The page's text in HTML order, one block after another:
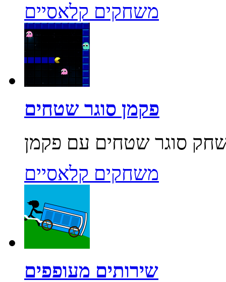
משחקים קלאסיים
פקמן סוגר שטחים
משחקים קלאסיים
שירותים מעופפים